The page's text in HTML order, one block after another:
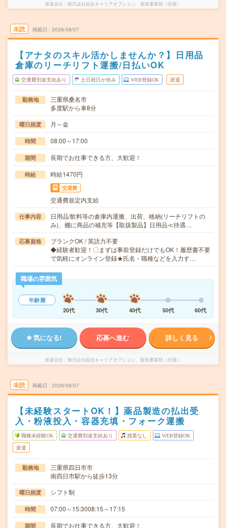
派遣会社 株式会社綜合キャリアオプション 製造事業部（全国）
未読 掲載日 2026/08/07
【アナタのスキル活かしませんか？】日用品
倉庫のリーチリフト運搬/日払いOK
交通費別途支給あり 土日祝日が休み WEB登録OK 派遣
勤務地
三重県桑名市
多度駅から車8分
曜日頻度 月～金
時間 08:00～17:00
期間 長期でお仕事できる方、大歓迎！
時給 時給1470円
交通費
交通費規定内支給
仕事内容
日用品/飲料等の倉庫内運搬、出荷、格納(リーチリフトの
み)、棚に商品の補充等【取扱製品】日用品≪待遇…
応募資格
ブランクOK / 英語力不要
◆経験者歓迎！〇まずは事前登録だけでもOK！履歴書不要
で気軽にオンライン登録★氏名・職種などを入力す…
職場の雰囲気
年齢層
20代
30代 40代 50代 60代
気になる! 応募へ進む 詳しく見る
派遣会社 株式会社綜合キャリアオプション 製造事業部（全国）
未読 掲載日 2026/08/07
【未経験スタートOK！】薬品製造の払出受
入・粉液投入・容器充填・フォーク運搬
職種未経験OK 交通費別途支給あり 残業なし WEB登録OK
派遣
勤務地
三重県四日市市
南四日市駅から徒歩13分
曜日頻度 シフト制
時間 07:00～15:3008:15～17:15
期間 長期でお仕事できる方、大歓迎！